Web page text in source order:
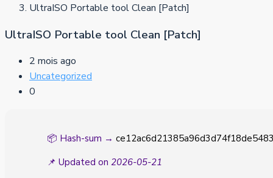
UltraISO Portable tool Clean [Patch]
UltraISO Portable tool Clean [Patch]
2 mois ago
Uncategorized
0
📦 Hash-sum →
📌 Updated on 2026-05-21